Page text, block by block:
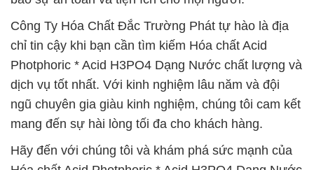
Công Ty Hóa Chất Đắc Trường Phát tự hào là địa
chỉ tin cậy khi bạn cần tìm kiếm Hóa chất Acid
Photphoric * Acid H3PO4 Dạng Nước chất lượng và
dịch vụ tốt nhất. Với kinh nghiệm lâu năm và đội
ngũ chuyên gia giàu kinh nghiệm, chúng tôi cam kết
mang đến sự hài lòng tối đa cho khách hàng.
Hãy đến với chúng tôi và khám phá sức mạnh của